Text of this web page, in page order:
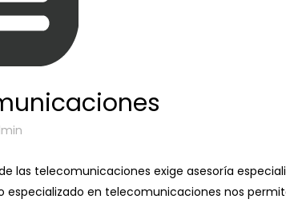
las telecomunicaciones exige asesoría
especializado en telecomunicaciones nos